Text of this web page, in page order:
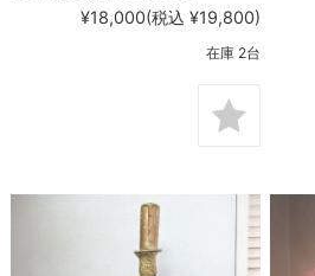
¥18,000(税込 ¥19,800)
在庫 2台